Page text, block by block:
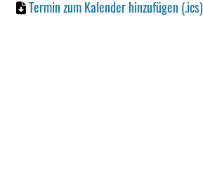
Termin zum Kalender hinzufügen (.ics)